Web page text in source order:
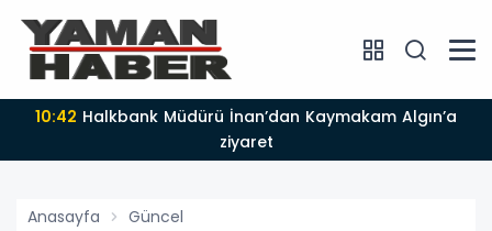
10:42
ziyaret
Anasayfa Güncel